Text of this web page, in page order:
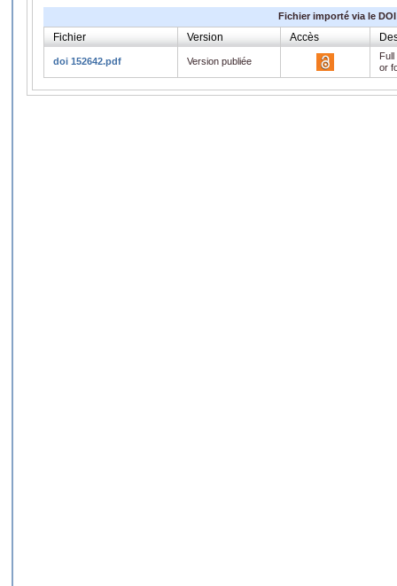
Fichier importé via le DOI
Fichier Version Accès
doi 152642.pdf Version publiée
or